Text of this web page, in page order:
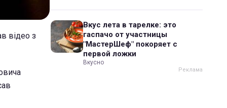
відео з
Вкус лета в тарелке: это
гаспачо от участницы
"МастерШеф" покоряет с
первой ложки
Вкусно